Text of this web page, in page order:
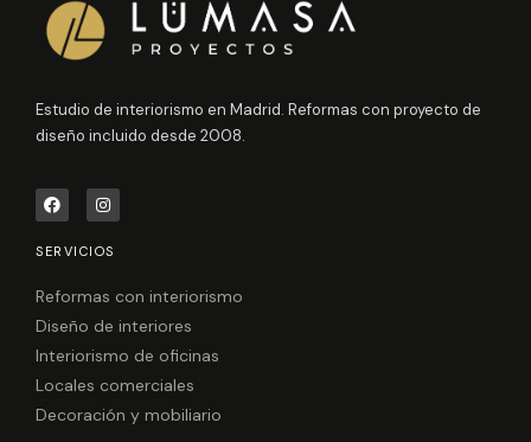
Estudio de interiorismo en Madrid. Reformas con proyecto de
diseño incluido desde 2008.
F
a
c
e
b
o
I
n
s
t
a
r
m
SERVICIOS
Reformas con interiorismo
Diseño de interiores
Interiorismo de oficinas
Locales comerciales
Decoración y mobiliario